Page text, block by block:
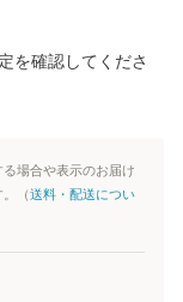
を確認してくださ
場合や表示のお届け
（送料・配送につい